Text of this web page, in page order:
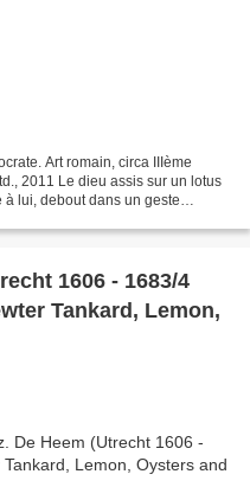
Art romain, circa IIIème
2011 Le dieu assis sur un lotus
lui, debout dans un geste
1606 - 1683/4
Tankard, Lemon,